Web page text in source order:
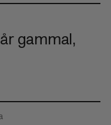
gammal,